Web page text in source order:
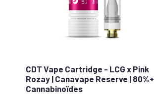
CDT Vape Cartridge - LCG x Pink
Rozay | Canavape Reserve | 80%+
Cannabinoïdes